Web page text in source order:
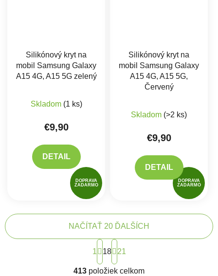
DOPRAVA
ZADARMO
Silikónový kryt na
mobil Samsung Galaxy
A15 4G, A15 5G zelený
Skladom (1 ks)
€9,90
DETAIL
DOPRAVA
ZADARMO
Silikónový kryt na
mobil Samsung Galaxy
A15 4G, A15 5G,
Červený
Skladom (>2 ks)
€9,90
DETAIL
Ovládacie prvky výpisu
NAČÍTAŤ 20 ĎALŠÍCH
Stránkovanie
1 18 21
413 položiek celkom